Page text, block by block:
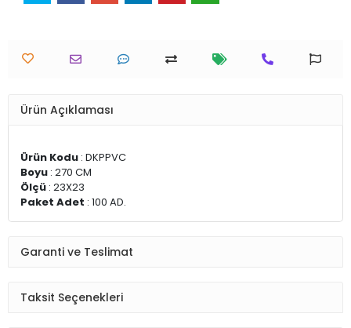
Ürün Açıklaması
Ürün Kodu : DKPPVC
Boyu : 270 CM
Ölçü : 23X23
Paket Adet : 100 AD.
Garanti ve Teslimat
Taksit Seçenekleri